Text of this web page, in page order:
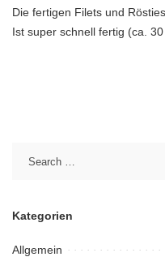
Die fertigen Filets und
Ist super schnell fertig (ca.
Kategorien
Allgemein